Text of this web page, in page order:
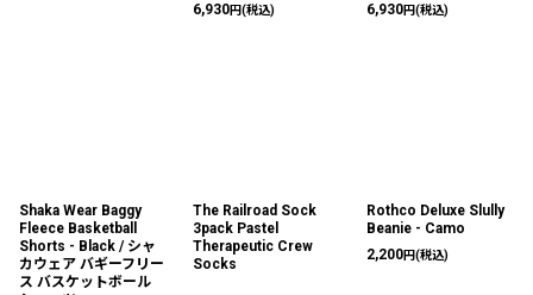
6,930円(税込)
6,930円(税込)
Shaka Wear Baggy
Fleece Basketball
Shorts - Black / シャ
カウェア バギーフリー
ス バスケットボール
The Railroad Sock
3pack Pastel
Therapeutic Crew
Socks
Rothco Deluxe Slully
Beanie - Camo
2,200円(税込)